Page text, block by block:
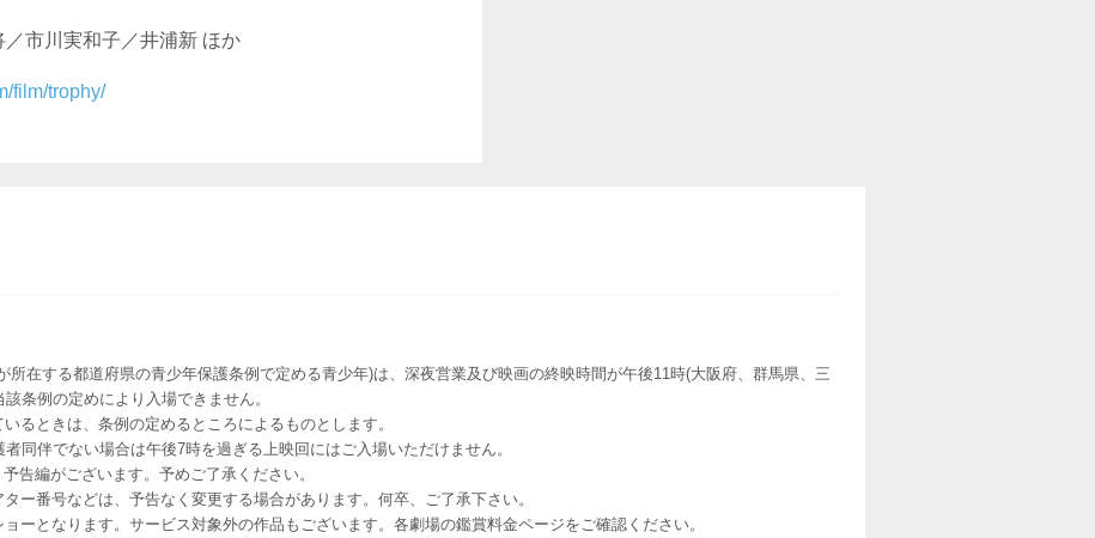
市川実和子／井浦新 ほか
film/trophy/
在する都道府県の青少年保護条例で定める青少年)は、深夜営業及び映画の終映時間が午後11時(大阪府、群馬県、三
条例の定めにより入場できません。
るときは、条例の定めるところによるものとします。
同伴でない場合は午後7時を過ぎる上映回にはご入場いただけません。
告編がございます。予めご了承ください。
ー番号などは、予告なく変更する場合があります。何卒、ご了承下さい。
ーとなります。サービス対象外の作品もございます。各劇場の鑑賞料金ページをご確認ください。